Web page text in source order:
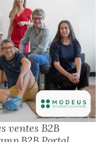
ventes B2B